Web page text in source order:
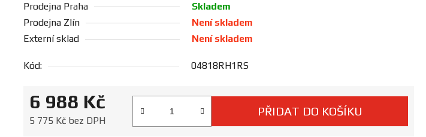
Prodejna Praha
Skladem
Prodejna Zlín
Není skladem
Externí sklad
Není skladem
Kód: 04818RH1RS
6 988 Kč
5 775 Kč bez DPH
PŘIDAT DO KOŠÍKU